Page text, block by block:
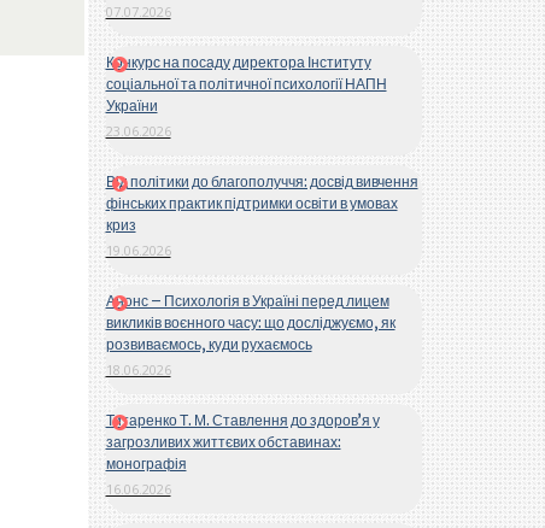
07.07.2026
Конкурс на посаду директора Інституту
соціальної та політичної психології НАПН
України
23.06.2026
Від політики до благополуччя: досвід вивчення
фінських практик підтримки освіти в умовах
криз
19.06.2026
Анонс – Психологія в Україні перед лицем
викликів воєнного часу: що досліджуємо, як
розвиваємось, куди рухаємось
18.06.2026
Титаренко Т. М. Ставлення до здоров’я у
загрозливих життєвих обставинах:
монографія
16.06.2026